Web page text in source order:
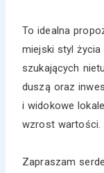
To idealna
miejski styl
szukających
duszą oraz
i widokowe
wzrost wartości.
Zapraszam